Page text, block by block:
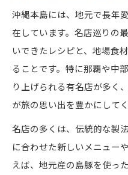
沖縄本島には、地元で長年
在しています。名店巡りの
いできたレシピと、地場食
ることです。特に那覇や中
り上げられる有名店が多く
が旅の思い出を豊かにしてく
名店の多くは、伝統的な製
に合わせた新しいメニュー
えば、地元産の島豚を使っ